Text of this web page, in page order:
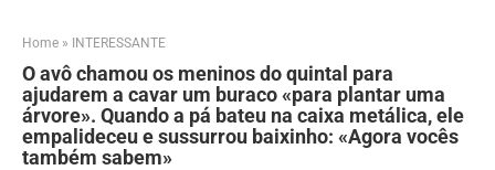
Home » INTERESSANTE
O avô chamou os meninos do quintal para
ajudarem a cavar um buraco «para plantar uma
árvore». Quando a pá bateu na caixa metálica, ele
empalideceu e sussurrou baixinho: «Agora vocês
também sabem»